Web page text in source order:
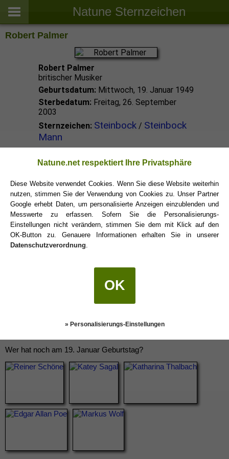
Natune Sternzeichen
Robert Palmer
Robert Palmer
britischer Musiker
Geburtsdatum: Mittwoch, 19. Januar 1949
Sterbedatum: Freitag, 26. September
2003
Sternzeichen: Steinbock/ Steinbock
Mann
Steinbock Promis
Steinbock Sternzeichen
Wer hat noch am 19. Januar Geburtstag?
Natune.net respektiert Ihre Privatsphäre
Diese Website verwendet Cookies. Wenn Sie diese Website weiterhin
nutzen, stimmen Sie der Verwendung von Cookies zu. Unser Partner
Google erhebt Daten, um personalisierte Anzeigen einzublenden und
Messwerte zu erfassen. Sofern Sie die Personalisierungs-
Einstellungen nicht verändern, stimmen Sie dem mit Klick auf den
OK-Button zu. Genauere Informationen erhalten Sie in unserer
Datenschutzverordnung
OK
» Personalisierungs-Einstellungen